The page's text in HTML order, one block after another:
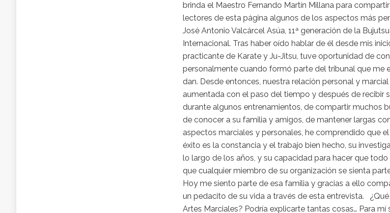
brinda el Maestro Fernando Martín Millana para
lectores de esta página algunos de los aspectos más
José Antonio Valcárcel Asúa, 11ª generación de la
Internacional. Tras haber oído hablar de él desde mis
practicante de Karate y Ju-Jitsu, tuve oportunidad de
personalmente cuando formó parte del tribunal que me
dan. Desde entonces, nuestra relación personal y
aumentada con el paso del tiempo y después de recibir
durante algunos entrenamientos, de compartir muchos
de conocer a su familia y amigos, de mantener largas
aspectos marciales y personales, he comprendido que
éxito es la constancia y el trabajo bien hecho, su
lo largo de los años, y su capacidad para hacer que
que cualquier miembro de su organización se sienta
Hoy me siento parte de esa familia y gracias a ello
un pedacito de su vida a través de esta entrevista.
Artes Marciales? Podría explicarte tantas cosas… Para mí